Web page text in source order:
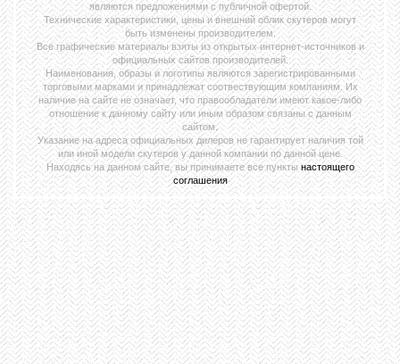
являются предложениями с публичной офертой.
Технические характеристики, цены и внешний облик скутеров могут
быть изменены производителем.
Все графические материалы взяты из открытых интернет-источников и
официальных сайтов производителей.
Наименования, образы и логотипы являются зарегистрированными
торговыми марками и принадлежат соотвествующим компаниям. Их
наличие на сайте не означает, что правообладатели имеют какое-либо
отношение к данному сайту или иным образом связаны с данным
сайтом.
Указание на адреса официальных дилеров не гарантирует наличия той
или иной модели скутеров у данной компании по данной цене.
Находясь на данном сайте, вы принимаете все пункты настоящего
соглашения